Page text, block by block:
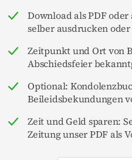
Download als PDF
selber ausdrucken
Zeitpunkt und Ort von
Abschiedsfeier
Optional:
Beileidsbekundungen
Zeit und Geld sparen:
Zeitung unser PDF als